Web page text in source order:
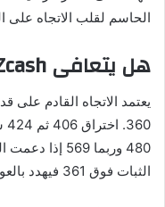
الحاسم لقلب الاتجاه
هل يتعافى Zcash؟
480 وربما
الثبات فوق 361 فيهدد بالعودة إلى 320–300 وربما 280.